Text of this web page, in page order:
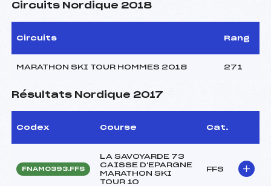
Circuits Nordique 2018
Circuits Rang
MARATHON SKI TOUR HOMMES 2018 271
Résultats Nordique 2017
Codex Course Cat.
FNAM0393.FFS
LA SAVOYARDE 73
CAISSE D'EPARGNE
MARATHON SKI
TOUR 10
FFS